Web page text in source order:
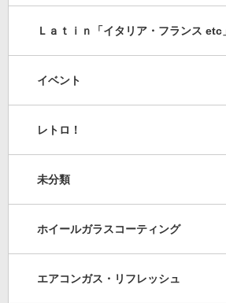
Ｌａｔｉｎ「イタリア・フランス etc
イベント
レトロ！
未分類
ホイールガラスコーティング
エアコンガス・リフレッシュ